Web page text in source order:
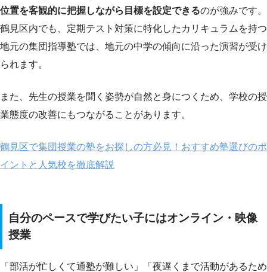
位置を客観的に把握しながら目標を設定できるのが強みです。
鶴見区内でも、定期テスト対策に特化したカリキュラムを持つ
地元の集団指導塾では、地元の中学の傾向に沿った演習が受け
られます。
また、先生の授業を聞く姿勢が自然と身につくため、学校の授
業態度の改善にもつながることがあります。
鶴見区で集団授業の塾をお探しの方必見！おすすめ塾選びのポ
イントと人気校を徹底解説
自分のペースで学びたい子にはオンライン・映像
授業
「部活が忙しくて通塾が難しい」「夜遅くまで活動があるため